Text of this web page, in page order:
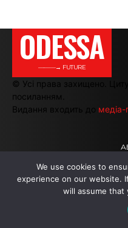
ODESSA
———→ FUTURE
© Усі права захищено.
посиланням.
Видання входить до медіа-
We use cookies to
experience on our website.
will assume that